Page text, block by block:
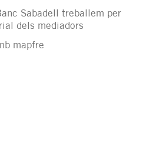
Sabadell treballem per
dels mediadors
mapfre